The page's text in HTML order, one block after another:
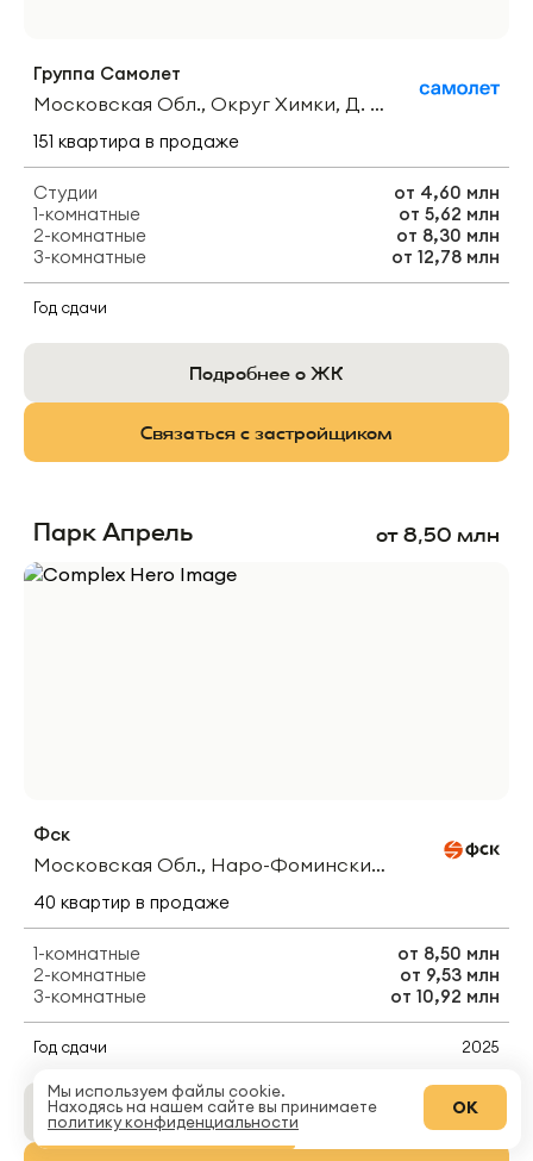
Группа Самолет
Московская Обл., Округ Химки, Д. Юрлово, Ул. Пятницкая
151 квартира в продаже
Студии от 4,60 млн
1-комнатные
от 5,62 млн
2-комнатные
от 8,30 млн
3-комнатные
от 12,78 млн
Год сдачи
Подробнее о ЖК
Связаться с застройщиком
Парк Апрель от 8,50 млн
Фск
Московская Обл., Наро-Фоминский Округ, Апрелевка, Ул. Парк Апрель
40 квартир в продаже
1-комнатные от 8,50 млн
2-комнатные
от 9,53 млн
3-комнатные
от 10,92 млн
Год сдачи 2025
Подробнее о ЖК
Мы используем файлы cookie.
Находясь на нашем сайте вы принимаете
политику конфиденциальности
ОК